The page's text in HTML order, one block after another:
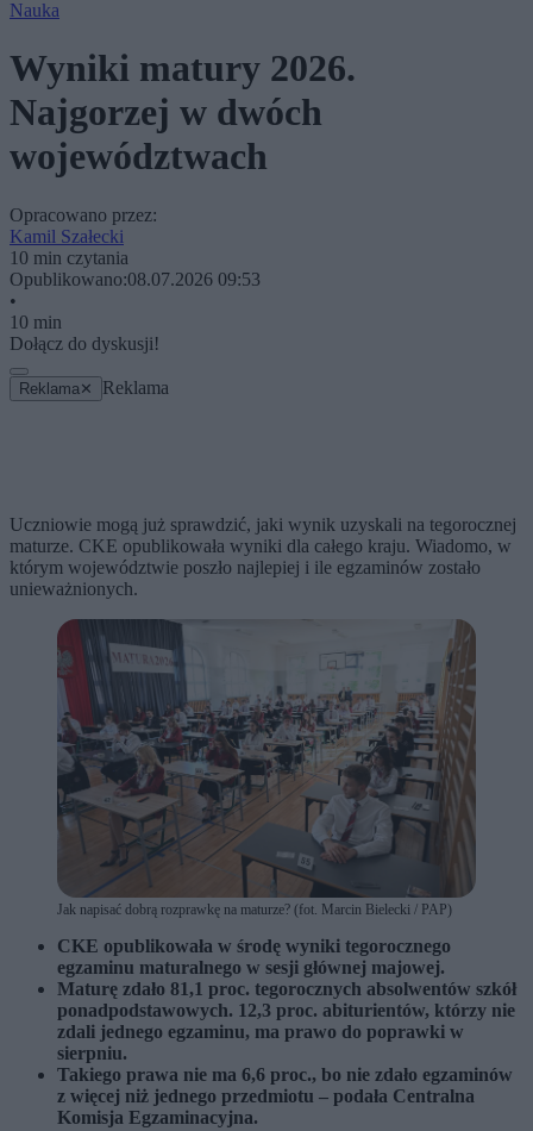
Nauka
Wyniki matury 2026.
Najgorzej w dwóch
województwach
Opracowano przez:
Kamil Szałecki
10 min czytania
Opublikowano:08.07.2026 09:53
•
10 min
Dołącz do dyskusji!
Reklama ✕ Reklama
Uczniowie mogą już sprawdzić, jaki wynik uzyskali na tegorocznej
maturze. CKE opublikowała wyniki dla całego kraju. Wiadomo, w
którym województwie poszło najlepiej i ile egzaminów zostało
unieważnionych.
Jak napisać dobrą rozprawkę na maturze? (fot. Marcin Bielecki / PAP)
CKE opublikowała w środę wyniki tegorocznego
egzaminu maturalnego w sesji głównej majowej.
Maturę zdało 81,1 proc. tegorocznych absolwentów szkół
ponadpodstawowych. 12,3 proc. abiturientów, którzy nie
zdali jednego egzaminu, ma prawo do poprawki w
sierpniu.
Takiego prawa nie ma 6,6 proc., bo nie zdało egzaminów
z więcej niż jednego przedmiotu – podała Centralna
Komisja Egzaminacyjna.